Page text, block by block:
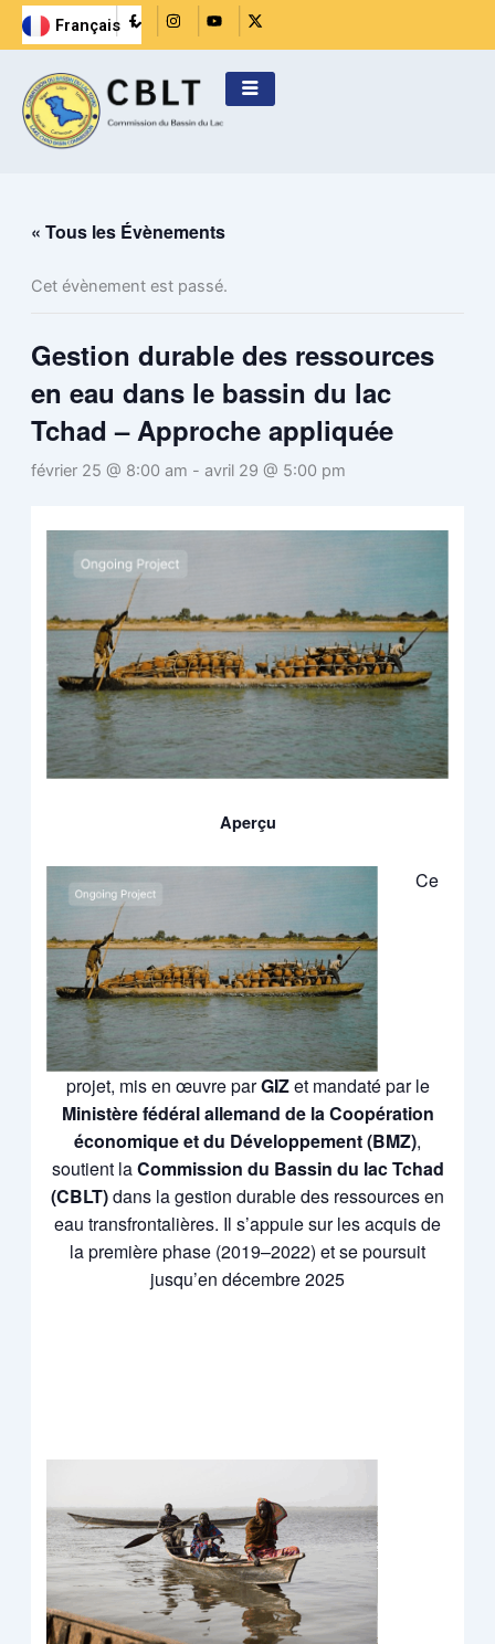
Aller
Français
English
R
i
-
e
b
l
l
I
n
g
r
a
Y
o
X
-
i
t
t
« Tous les Évènements
Cet évènement est passé.
Gestion durable des ressources
en eau dans le bassin du lac
Tchad – Approche appliquée
février 25 @ 8:00 am - avril 29 @ 5:00 pm
Aperçu
Ce
projet, mis en œuvre parGIZet mandaté par le
Ministère fédéral allemand de la Coopération
économique et du Développement (BMZ),
soutient laCommission du Bassin du lac Tchad
(CBLT)dans la gestion durable des ressources en
eau transfrontalières. Il s’appuie sur les acquis de
la première phase (2019–2022) et se poursuit
jusqu’en décembre 2025